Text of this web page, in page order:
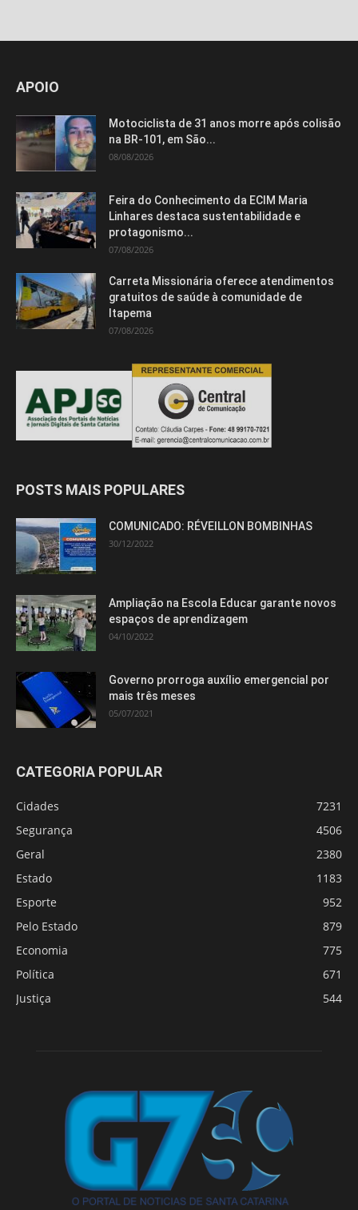
APOIO
Motociclista de 31 anos morre após colisão
na BR-101, em São...
08/08/2026
Feira do Conhecimento da ECIM Maria
Linhares destaca sustentabilidade e
protagonismo...
07/08/2026
Carreta Missionária oferece atendimentos
gratuitos de saúde à comunidade de
Itapema
07/08/2026
POSTS MAIS POPULARES
COMUNICADO: RÉVEILLON BOMBINHAS
30/12/2022
Ampliação na Escola Educar garante novos
espaços de aprendizagem
04/10/2022
Governo prorroga auxílio emergencial por
mais três meses
05/07/2021
CATEGORIA POPULAR
Cidades
7231
Segurança
4506
Geral
2380
Estado
1183
Esporte
952
Pelo Estado
879
Economia
775
Política
671
Justiça
544